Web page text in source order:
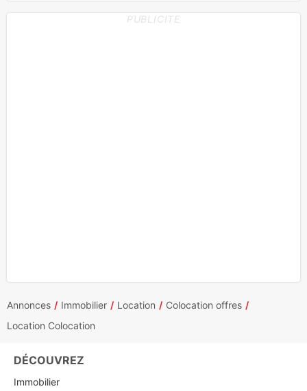
PUBLICITE
Annonces Immobilier Location
Colocation offres
Location Colocation
DÉCOUVREZ
Immobilier